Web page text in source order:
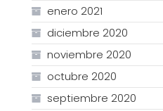
enero 2021
diciembre 2020
noviembre 2020
octubre 2020
septiembre 2020